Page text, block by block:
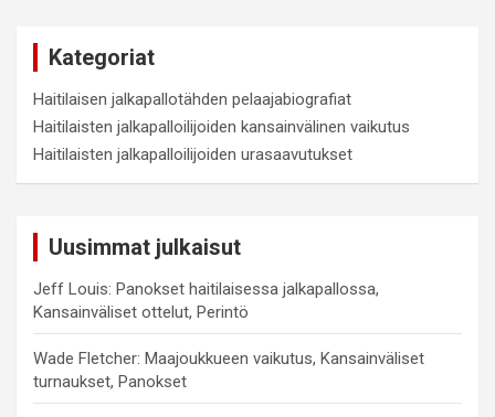
Kategoriat
Haitilaisen jalkapallotähden pelaajabiografiat
Haitilaisten jalkapalloilijoiden kansainvälinen vaikutus
Haitilaisten jalkapalloilijoiden urasaavutukset
Uusimmat julkaisut
Jeff Louis: Panokset haitilaisessa jalkapallossa,
Kansainväliset ottelut, Perintö
Wade Fletcher: Maajoukkueen vaikutus, Kansainväliset
turnaukset, Panokset